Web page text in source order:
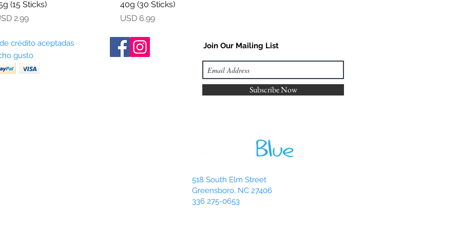
(15 Sticks)
2.99
40g (30 Sticks)
Precio
USD 6.99
crédito aceptadas
gusto
Join Our Mailing List
Subscribe Now
518 South Elm Street
Greensboro, NC 27406
336 275-0653